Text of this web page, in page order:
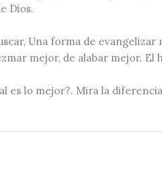
Dios.
Una forma de
mejor, de alabar mejor. El
es lo mejor?. Mira la